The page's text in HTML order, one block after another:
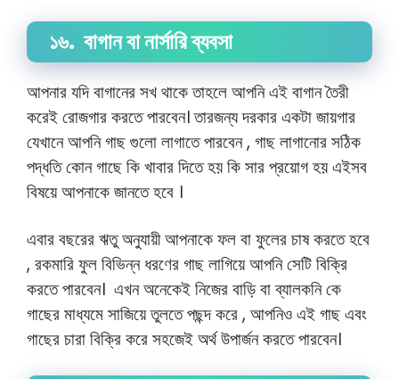
১৬. বাগান বা নার্সারি ব্যবসা
আপনার যদি বাগানের সখ থাকে তাহলে আপনি এই বাগান তৈরী
করেই রোজগার করতে পারবেন। তারজন্য দরকার একটা জায়গার
যেখানে আপনি গাছ গুলো লাগাতে পারবেন , গাছ লাগানোর সঠিক
পদ্ধতি কোন গাছে কি খাবার দিতে হয় কি সার প্রয়োগ হয় এইসব
বিষয়ে আপনাকে জানতে হবে ।
এবার বছরের ঋতু অনুযায়ী আপনাকে ফল বা ফুলের চাষ করতে হবে
, রকমারি ফুল বিভিন্ন ধরণের গাছ লাগিয়ে আপনি সেটি বিক্রি
করতে পারবেন। এখন অনেকেই নিজের বাড়ি বা ব্যালকনি কে
গাছের মাধ্যমে সাজিয়ে তুলতে পছন্দ করে , আপনিও এই গাছ এবং
গাছের চারা বিক্রি করে সহজেই অর্থ উপার্জন করতে পারবেন।